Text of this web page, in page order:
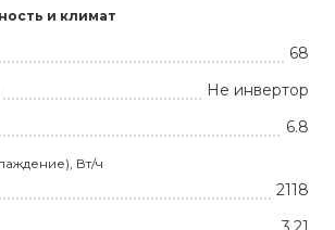
и климат
68
Не инвертор
6.8
Вт/ч
2118